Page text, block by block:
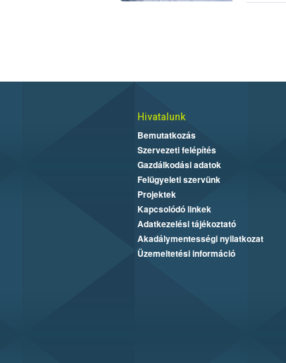
Hivatalunk
Bemutatkozás
Szervezeti felépítés
Gazdálkodási adatok
Felügyeleti szervünk
Projektek
Kapcsolódó linkek
Adatkezelési tájékoztató
Akadálymentességi nyilatkozat
Üzemeltetési információ